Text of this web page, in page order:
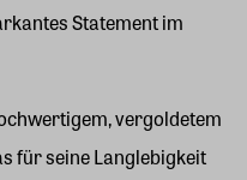
Statement im
vergoldetem
für seine Langlebigkeit